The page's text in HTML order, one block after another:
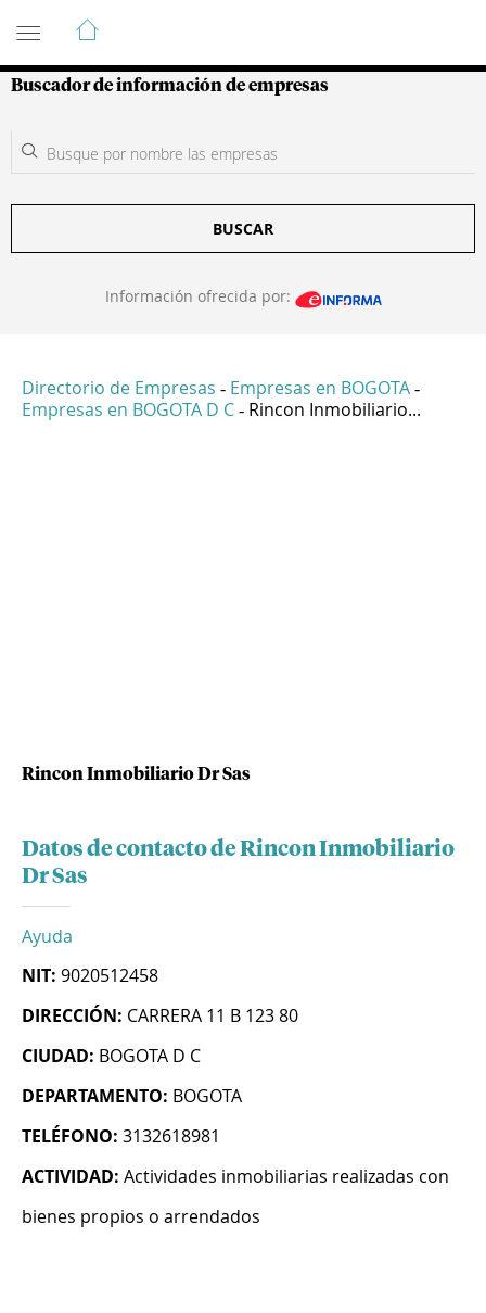
Guía de Empresas Colombianas
Buscador de información de empresas
BUSCAR
Información ofrecida por:
Directorio de Empresas - Empresas en BOGOTA -
Empresas en BOGOTA D C - Rincon Inmobiliario...
Rincon Inmobiliario Dr Sas
Datos de contacto de Rincon Inmobiliario
Dr Sas
Ayuda
NIT: 9020512458
DIRECCIÓN: CARRERA 11 B 123 80
CIUDAD: BOGOTA D C
DEPARTAMENTO: BOGOTA
TELÉFONO: 3132618981
ACTIVIDAD: Actividades inmobiliarias realizadas con
bienes propios o arrendados